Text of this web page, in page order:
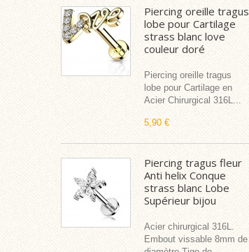
Piercing oreille tragus
lobe pour Cartilage
strass blanc love
couleur doré
Piercing oreille tragus
lobe pour Cartilage en
Acier Chirurgical 316L...
5,90 €
Piercing tragus fleur
Anti helix Conque
strass blanc Lobe
Supérieur bijou
Acier chirurgical 316L.
Embout vissable 8mm de